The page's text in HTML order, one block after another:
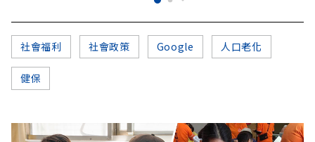
社會福利 社會政策 Google 人口老化
健保